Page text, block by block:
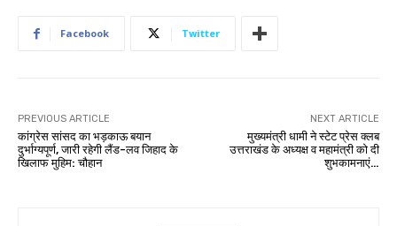
Facebook Twitter
PREVIOUS ARTICLE
कांग्रेस सांसद का भड़काऊ बयान
दुर्भाग्यपूर्ण, जारी रहेगी लैंड-लव जिहाद के
खिलाफ मुहिम: चौहान
NEXT ARTICLE
मुख्यमंत्री धामी ने स्टेट प्रेस क्लब
उत्तराखंड के अध्यक्ष व महामंत्री को दी
शुभकामनाएं…